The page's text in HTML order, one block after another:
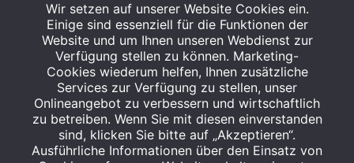
IHR EXKLUSIVER RABATT
Nutzen Sie jetzt Ihre Punktechancen und
profitieren Sie von Ihren PayBack Vorteilen!
mehr lesen>
www.payback.de
Wir setzen auf unserer Website Cookies ein.
Einige sind essenziell für die Funktionen der
Website und um Ihnen unseren Webdienst zur
Verfügung stellen zu können. Marketing-
Cookies wiederum helfen, Ihnen zusätzliche
Services zur Verfügung zu stellen, unser
Onlineangebot zu verbessern und wirtschaftlich
zu betreiben. Wenn Sie mit diesen einverstanden
sind, klicken Sie bitte auf „Akzeptieren“.
Ausführliche Informationen über den Einsatz von